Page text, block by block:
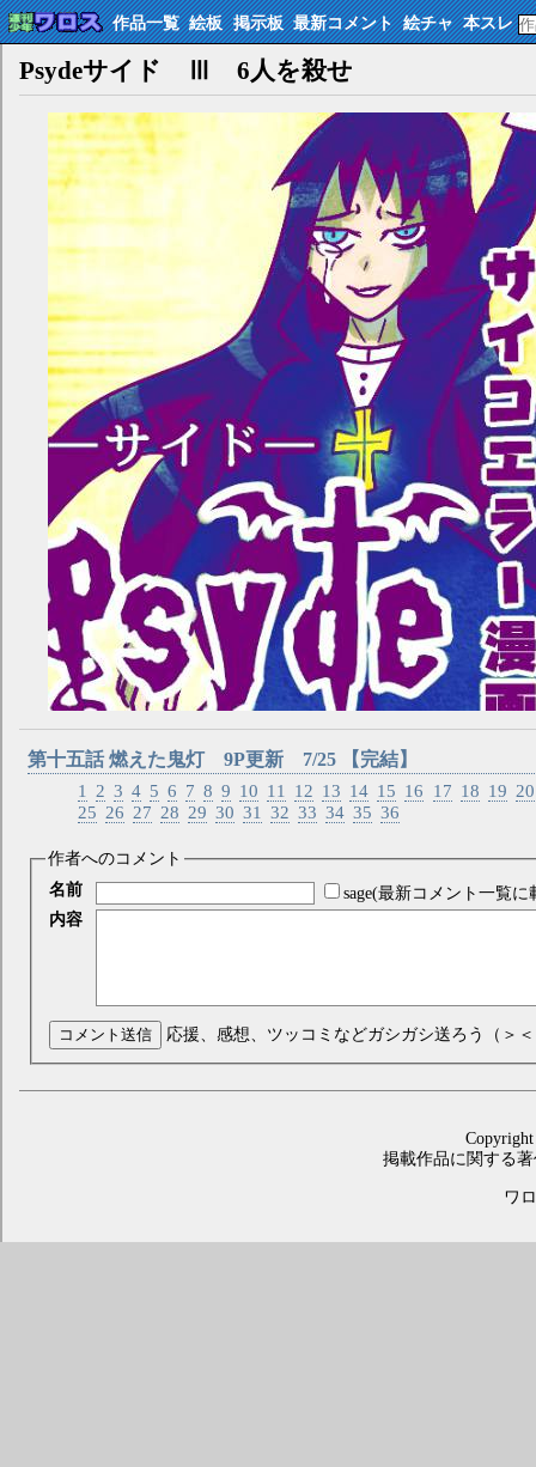
作品一覧 絵板 掲示板 最新コメント 絵チャ 本スレ
Psydeサイド Ⅲ 6人を殺せ
第十五話 燃えた鬼灯 9P更新 7/25 【完結】
1
2 3 4 5 6 7 8 9 10 11 12 13 14 15 16 17 18 19 20
25 26 27 28 29 30 31 32 33 34 35 36
作者へのコメント
名前
sage(最新コメント一覧に
内容
コメント送信 応援、感想、ツッコミなどガシガシ送ろう（＞
掲載作品に関する
ワ